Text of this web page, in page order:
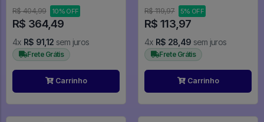
FUNKO POP #133
R$ 404,99 10% OFF
R$ 364,49
4x R$ 91,12 sem juros
Frete Grátis
Carrinho
R$ 119,97
5% OFF
R$ 113,97
4x R$ 28,49 sem juros
Frete Grátis
Carrinho